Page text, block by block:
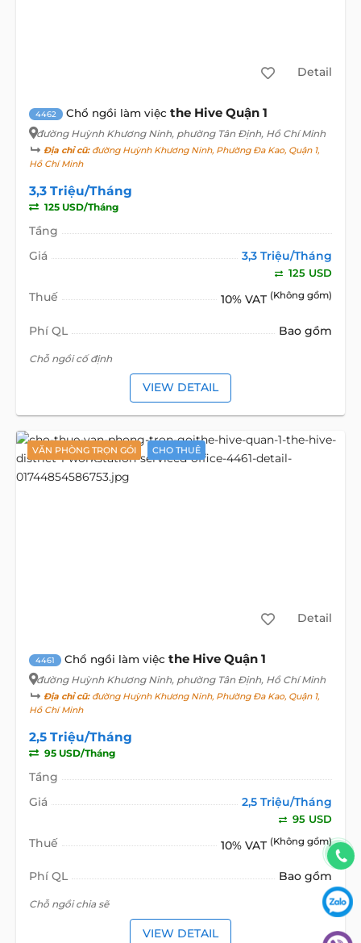
Detail
4462 Chổ ngồi làm việc the Hive Quận 1
đường Huỳnh Khương Ninh, phường Tân Định, Hồ Chí Minh
Địa chỉ cũ:đường Huỳnh Khương Ninh, Phường Đa Kao, Quận 1,
Hồ Chí Minh
3,3 Triệu/Tháng
125 USD/Tháng
Tầng
Giá
3,3 Triệu/Tháng
125 USD
Thuế 10% VAT (Không gồm)
Phí QL Bao gồm
Chỗ ngồi cố định
VIEW DETAIL
VĂN PHÒNG TRỌN GÓI CHO THUÊ
Detail
4461 Chổ ngồi làm việc the Hive Quận 1
đường Huỳnh Khương Ninh, phường Tân Định, Hồ Chí Minh
Địa chỉ cũ:đường Huỳnh Khương Ninh, Phường Đa Kao, Quận 1,
Hồ Chí Minh
2,5 Triệu/Tháng
95 USD/Tháng
Tầng
Giá
2,5 Triệu/Tháng
95 USD
Thuế 10% VAT (Không gồm)
Phí QL Bao gồm
Chỗ ngồi chia sẽ
VIEW DETAIL